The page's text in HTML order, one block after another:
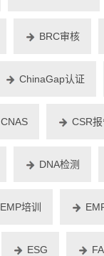
BRC审核
ChinaGap认证
CNAS CSR
DNA检测
EMP培训
ESG